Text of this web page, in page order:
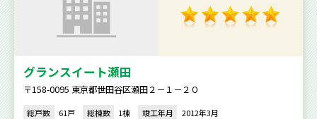
グランスイート瀬田
〒158-0095 東京都世田谷区瀬田２－１－２０
総戸数 61戸 総棟数 1棟 竣工年月 2012年3月